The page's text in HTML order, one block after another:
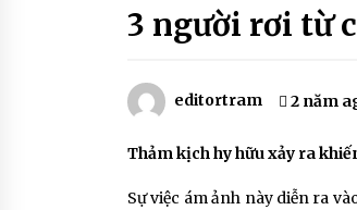
3 người rơi từ
editortram 2 năm
Thảm kịch hy hữu xảy ra
Sự việc ám ảnh này diễn ra